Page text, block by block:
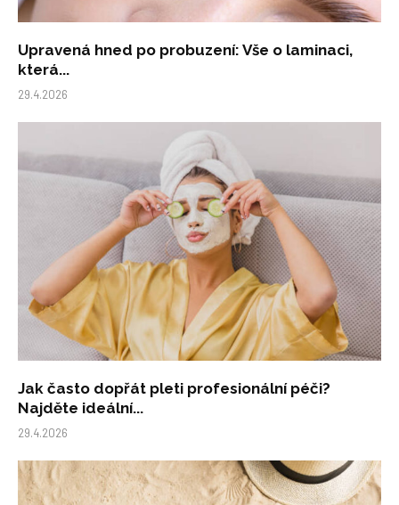
Upravená hned po probuzení: Vše o laminaci,
která...
29.4.2026
Jak často dopřát pleti profesionální péči?
Najděte ideální...
29.4.2026